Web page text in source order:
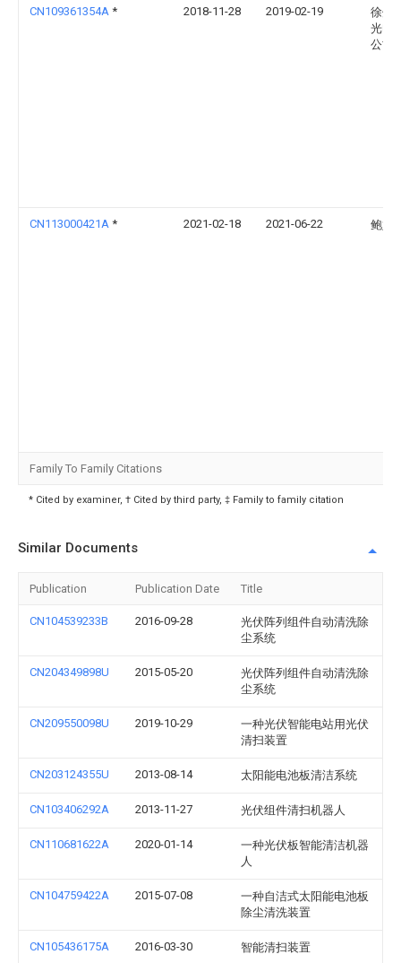
CN109361354A * 2018-11-28 2019-02-19
徐州
光电
公司
CN113000421A * 2021-02-18 2021-06-22 鲍妃
Family To Family Citations
* Cited by examiner, † Cited by third party, ‡ Family to family citation
Similar Documents
Publication Publication Date Title
CN104539233B 2016-09-28
光伏阵列组件自动清洗除
尘系统
CN204349898U 2015-05-20
光伏阵列组件自动清洗除
尘系统
CN209550098U 2019-10-29
一种光伏智能电站用光伏
清扫装置
CN203124355U 2013-08-14 太阳能电池板清洁系统
CN103406292A 2013-11-27 光伏组件清扫机器人
CN110681622A 2020-01-14
一种光伏板智能清洁机器
人
CN104759422A 2015-07-08
一种自洁式太阳能电池板
除尘清洗装置
CN105436175A 2016-03-30 智能清扫装置